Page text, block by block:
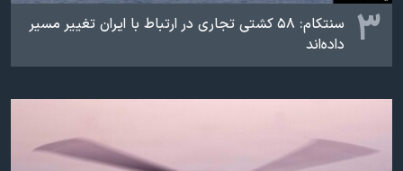
۳
سنتکام: ۵۸ کشتی تجاری در ارتباط با ایران تغییر مسیر
داده‌اند